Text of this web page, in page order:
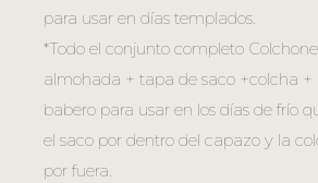
para usar en días templados.
*Todo el conjunto completo
almohada + tapa de saco +colcha +
babero para usar en los días de frío
el saco por dentro del capazo y la
por fuera.